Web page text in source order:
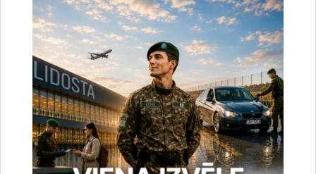
e-pasts:Mustafo.Mamadnazarov@icmpd.org.